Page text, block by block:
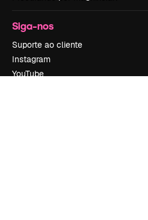
Siga-nos
Suporte ao cliente
Instagram
YouTube